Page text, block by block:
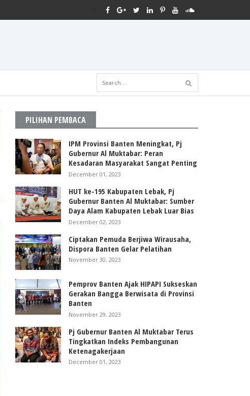
PILIHAN PEMBACA
IPM Provinsi Banten Meningkat, Pj
Gubernur Al Muktabar: Peran
Kesadaran Masyarakat Sangat Penting
December 01, 2023
HUT ke-195 Kabupaten Lebak, Pj
Gubernur Banten Al Muktabar: Sumber
Daya Alam Kabupaten Lebak Luar Bias
December 02, 2023
Ciptakan Pemuda Berjiwa Wirausaha,
Dispora Banten Gelar Pelatihan
November 30, 2023
Pemprov Banten Ajak HIPAPI Sukseskan
Gerakan Bangga Berwisata di Provinsi
Banten
November 29, 2023
Pj Gubernur Banten Al Muktabar Terus
Tingkatkan Indeks Pembangunan
Ketenagakerjaan
December 01, 2023